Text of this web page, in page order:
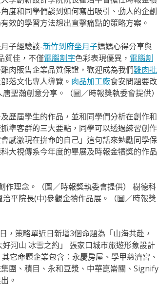
度和同學們談到如何寫出吸引、動人的企劃
效的學習方法想出直擊痛點的策略方案。
子經驗談-新竹到府坐月子媽媽心得分享與
質佳，不僅電腦割字色彩表現優異， 電腦割
肉販售企業品質保證，歡迎成為我們雞肉批
落文化專人導覽。 肉品加工廠食安問題要改
聖瀚創意分享。（圖／時報獎執委會提供）
歷屆學生的作品，並和同學們分析在創作和
準客群的三大要點，同學可以透過練習創作
感激現在拚命的自己」這句話來勉勵同學保
大視傳系今年度的畢展及時報金犢獎的作品
作理念。（圖／時報獎執委會提供） 樹德科
平院長(中)參觀金犢作品展。（圖／時報獎
，策略單近日新增3個命題為「山海共赴，
河山 冰雪之約」 張家口城市旅遊形象設計
它命題企業包含：永慶房屋、學甲慈濟宮、
團、積目、永和豆漿、中華崑崙關、Signify
。